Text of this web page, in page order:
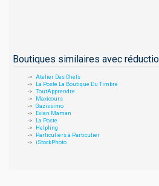
Boutiques similaires avec
Atelier Des Chefs
La Poste La Boutique Du Timbre
ToutApprendre
Maxicours
Gazissimo
Evian Maman
La Poste
Helpling
Particuliers à Particulier
iStockPhoto